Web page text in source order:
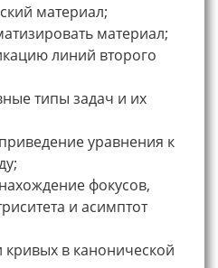
материал;
материал;
линий второго
типы задач и их
уравнения к
фокусов,
и асимптот
кривых в канонической